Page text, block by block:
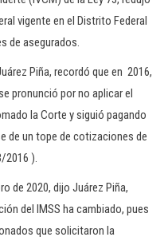
vigente en el Distrito Federal
de asegurados.
Piña, recordó que en 2016,
pronunció por no aplicar el
la Corte y siguió pagando
de un tope de cotizaciones de
2016 ).
de 2020, dijo Juárez Piña,
del IMSS ha cambiado, pues
que solicitaron la